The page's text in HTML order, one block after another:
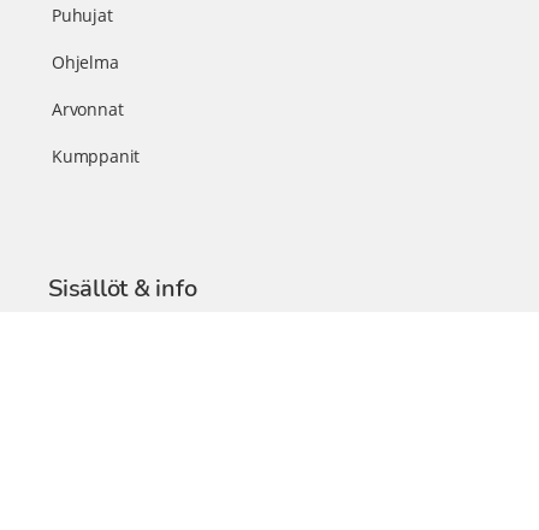
Puhujat
Ohjelma
Arvonnat
Kumppanit
Sisällöt & info